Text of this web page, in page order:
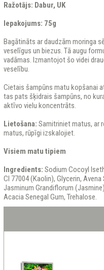
Ražotājs: Dabur, UK
Iepakojums: 75g
Bagātināts ar daudzām moringa
veselīgus un biezus. Tā augu
vadāmas. Izmantojot šo videi
veselību.
Cietais šampūns matu kopšanai
tas pats šķidrais šampūns, no
aktīvo vielu koncentrāts.
Lietošana: Samitriniet matus, ar
matus, rūpīgi izskalojiet.
Visiem matu tipiem
Ingredients: Sodium Cocoyl
Cl 77004 (Kaolin), Glycerin,
Jasminum Grandiflorum
Acacia Senegal Gum, Trehalose.